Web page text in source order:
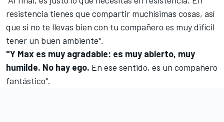
resistencia tienes que compartir muchísimas cosas, así
que si no te llevas bien con tu compañero es muy difícil
tener un buen ambiente".
"Y Max es muy agradable: es muy abierto, muy
humilde. No hay ego. En ese sentido, es un compañero
fantástico".